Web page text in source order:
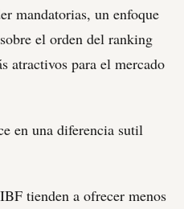
mandatorias, un enfoque
el orden del ranking
atractivos para el mercado
en una diferencia sutil
tienden a ofrecer menos